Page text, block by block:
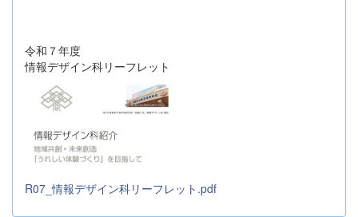
令和７年度
情報デザイン科リーフレット
R07_情報デザイン科リーフレット.pdf